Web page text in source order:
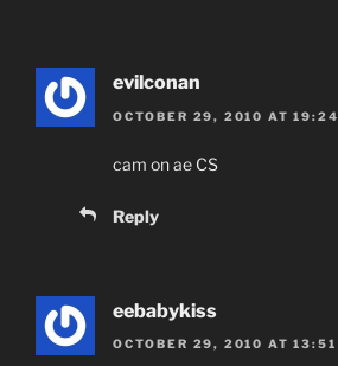
evilconan
OCTOBER 29, 2010 AT 19:24
cam on ae CS
Reply
eebabykiss
OCTOBER 29, 2010 AT 13:51